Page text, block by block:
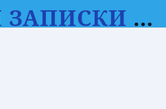
НАУКОВІ ЗАПИСКИ ВІННИЦЬКОГО ДЕРЖАВНОГО ПЕДАГОГІЧНОГО УНІВЕРСИТЕТУ ІМЕНІ МИХАЙЛА КОЦЮБИНСЬКОГО. СЕРІЯ: ФІЛОЛОГІЯ (МОВОЗНАВСТВО)